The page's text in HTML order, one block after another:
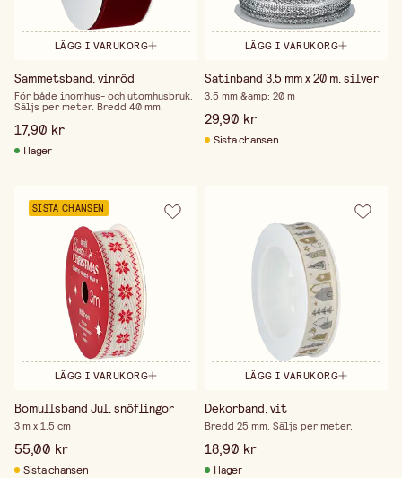
LÄGG I VARUKORG
Sammetsband, vinröd
För både inomhus- och utomhusbruk.
Säljs per meter. Bredd 40 mm.
17,90 kr
I lager
LÄGG I VARUKORG
Satinband 3,5 mm x 20 m, silver
3,5 mm &amp; 20 m
29,90 kr
Sista chansen
SISTA CHANSEN
LÄGG I VARUKORG
Bomullsband Jul, snöflingor
3 m x 1,5 cm
55,00 kr
Sista chansen
LÄGG I VARUKORG
Dekorband, vit
Bredd 25 mm. Säljs per meter.
18,90 kr
I lager